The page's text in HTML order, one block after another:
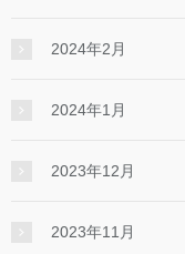
2024年2月
2024年1月
2023年12月
2023年11月